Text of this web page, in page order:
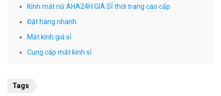
Kính mát nữ AHA24H GIÁ SỈ thời trang cao cấp
Đặt hàng nhanh
Mắt kính giá sỉ
Cung cấp mắt kính sỉ
Tags